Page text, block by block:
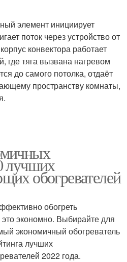
элемент инициирует
поток через устройство от
конвектора работает
где тяга вызвана нагревом
до самого потолка, отдаёт
пространству комнаты,
лучших
обогревателей
обогреть
экономно. Выбирайте для
экономичный обогреватель
лучших
2022 года.